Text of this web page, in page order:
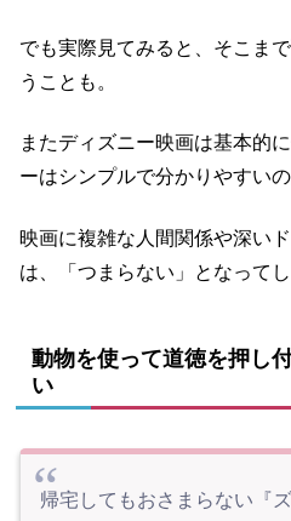
でも実際見てみると、そこま
うことも。
またディズニー映画は基本的
ーはシンプルで分かりやすいの
映画に複雑な人間関係や深い
は、「つまらない」となって
動物を使って道徳を押し
い
帰宅してもおさまらない『